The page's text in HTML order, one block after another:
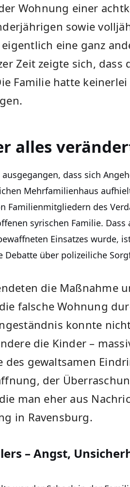
Wohnung einer
sowie
eine ganz
Zeit zeigte sich, dass
Familie hatte
alles
dass sich
Mehrfamilienhaus
Familienmitgliedern des
syrischen Familie. Dass
Einsatzes wurde,
Debatte über polizeiliche
die Maßnahme
falsche Wohnung
konnte
die Kinder –
des gewaltsamen
der
man eher aus
in Ravensburg.
– Angst,